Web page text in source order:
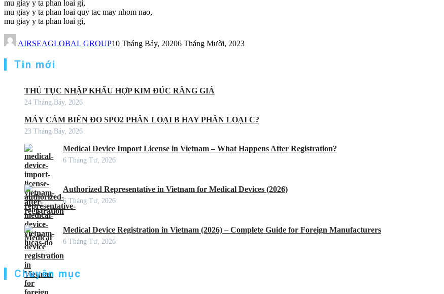
mu giay y ta phan loai gi,
mu giay y ta phan loai quy tac may nhom nao,
mu giay y ta phan loai gì,
AIRSEAGLOBAL GROUP10 Tháng Bảy, 20206 Tháng Mười, 2023
Tin mới
THỦ TỤC NHẬP KHẨU HỢP KIM ĐÚC RĂNG GIẢ
24 Tháng Bảy, 2026
MÁY CẢM BIẾN ĐO SPO2 PHÂN LOẠI B HAY PHÂN LOẠI C?
23 Tháng Bảy, 2026
Medical Device Import License in Vietnam – What Happens After Registration?
6 Tháng Tư, 2026
Authorized Representative in Vietnam for Medical Devices (2026)
6 Tháng Tư, 2026
Medical Device Registration in Vietnam (2026) – Complete Guide for Foreign Manufacturers
6 Tháng Tư, 2026
Chuyên mục